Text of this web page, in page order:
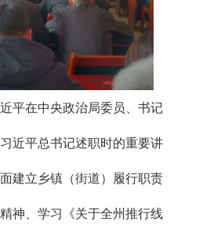
平在中央政治局委员、书记
近平总书记述职时的重要讲
建立乡镇（街道）履行职责
神、学习《关于全州推行线